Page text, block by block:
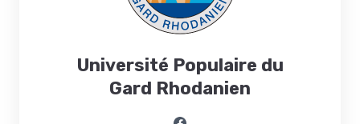
Université Populaire du
Gard Rhodanien